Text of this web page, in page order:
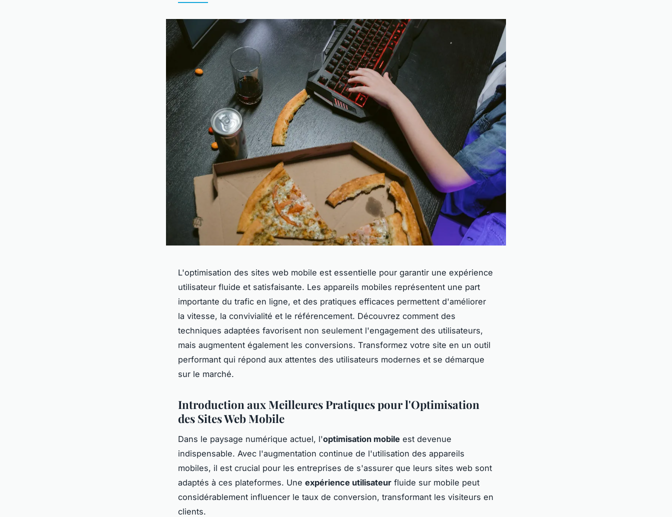
L'optimisation des sites web mobile est essentielle pour garantir une expérience
utilisateur fluide et satisfaisante. Les appareils mobiles représentent une part
importante du trafic en ligne, et des pratiques efficaces permettent d'améliorer
la vitesse, la convivialité et le référencement. Découvrez comment des
techniques adaptées favorisent non seulement l'engagement des utilisateurs,
mais augmentent également les conversions. Transformez votre site en un outil
performant qui répond aux attentes des utilisateurs modernes et se démarque
sur le marché.
Introduction aux Meilleures Pratiques pour l'Optimisation
des Sites Web Mobile
Dans le paysage numérique actuel, l'optimisation mobile est devenue
indispensable. Avec l'augmentation continue de l'utilisation des appareils
mobiles, il est crucial pour les entreprises de s'assurer que leurs sites web sont
adaptés à ces plateformes. Une expérience utilisateur fluide sur mobile peut
considérablement influencer le taux de conversion, transformant les visiteurs en
clients.